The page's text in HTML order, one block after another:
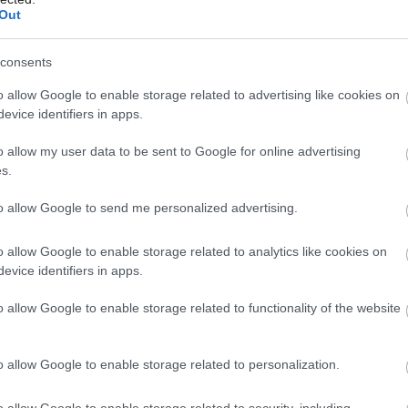
allow Google to enable storage related to advertising like cookies on
identifiers in apps.
allow my user data to be sent to Google for online advertising
allow Google to send me personalized advertising.
allow Google to enable storage related to analytics like cookies on
identifiers in apps.
allow Google to enable storage related to functionality of the website
allow Google to enable storage related to personalization.
že sa prispôsobí terénu aj klimatickým
hadice alebo piesku a kolíkov si
plochy. Pri výkopových prácach si
(do 10 cm), zónu plytkej vody (od 20 do
do 150 cm). Podľa toho začnite
jamy treba postupovať od stredu
odstrániť ostré kamene a korene
Dno treba hladením spevniť a